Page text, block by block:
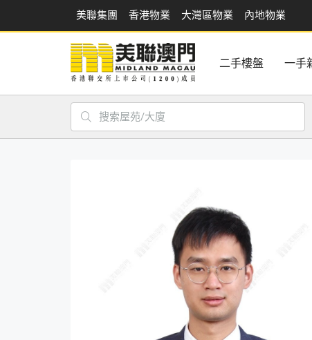
美聯集團 香港物業 大灣區物業 內地物業
二手樓盤 一手